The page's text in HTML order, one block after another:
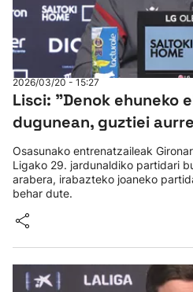
2026/03/20 - 15:27
Lisci: "Denok ehuneko
dugunean, guztiei
Osasunako entrenatzaileak
Ligako 29. jardunaldiko partidari
arabera, irabazteko joaneko
behar dute.